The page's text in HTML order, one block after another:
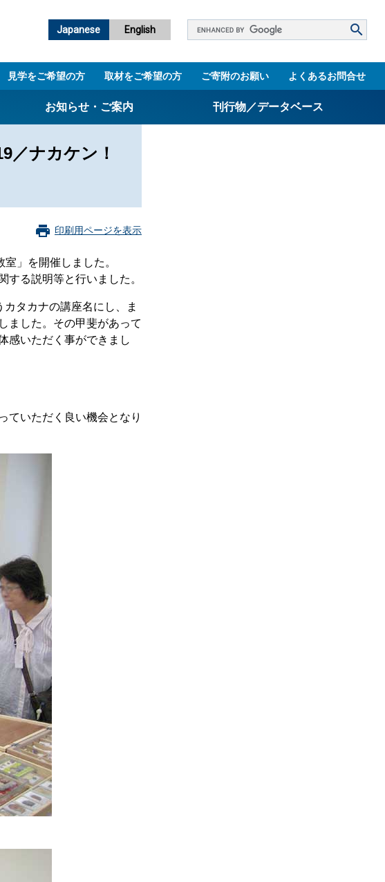
Japanese English
Google
ス
索
見学をご希望の方 取材をご希望の方 ご寄附のお願い よくあるお問合せ
基盤の社会課題への応用促
お知らせ・ご案内 刊行物／データベース
設立5周年誌
図書館
プログラム・データベース成果物一覧
／ナカケン！
印刷用ページを表示
」を開催しました。
る説明等と行いました。
タカナの講座名にし、ま
ました。その甲斐があって
感いただく事ができまし
ていただく良い機会となり